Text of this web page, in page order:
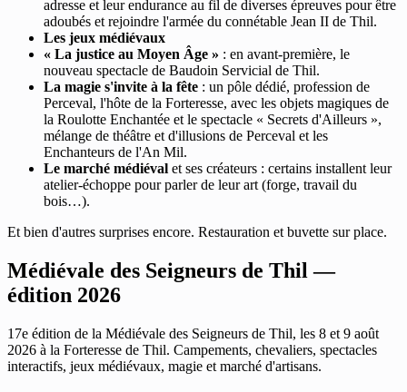
adresse et leur endurance au fil de diverses épreuves pour être
adoubés et rejoindre l'armée du connétable Jean II de Thil.
Les jeux médiévaux
« La justice au Moyen Âge » : en avant-première, le
nouveau spectacle de Baudoin Servicial de Thil.
La magie s'invite à la fête : un pôle dédié, profession de
Perceval, l'hôte de la Forteresse, avec les objets magiques de
la Roulotte Enchantée et le spectacle « Secrets d'Ailleurs »,
mélange de théâtre et d'illusions de Perceval et les
Enchanteurs de l'An Mil.
Le marché médiéval et ses créateurs : certains installent leur
atelier-échoppe pour parler de leur art (forge, travail du
bois…).
Et bien d'autres surprises encore. Restauration et buvette sur place.
Médiévale des Seigneurs de Thil —
édition 2026
17e édition de la Médiévale des Seigneurs de Thil, les 8 et 9 août
2026 à la Forteresse de Thil. Campements, chevaliers, spectacles
interactifs, jeux médiévaux, magie et marché d'artisans.